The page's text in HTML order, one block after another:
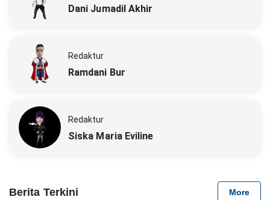
Dani Jumadil Akhir
Redaktur
Ramdani Bur
Redaktur
Siska Maria Eviline
Berita Terkini More